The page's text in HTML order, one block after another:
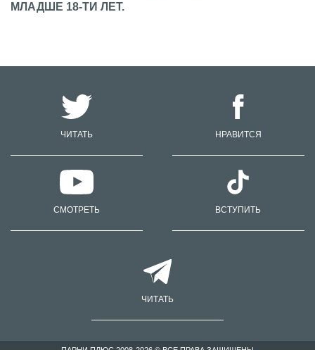
МЛАДШЕ 18-ТИ ЛЕТ.
ЧИТАТЬ НРАВИТСЯ
СМОТРЕТЬ ВСТУПИТЬ
ЧИТАТЬ